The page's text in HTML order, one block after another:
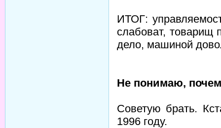
ИТОГ:
слабоват, товарищ
дело, машиной
Не понимаю,
Советую брать.
1996 году.